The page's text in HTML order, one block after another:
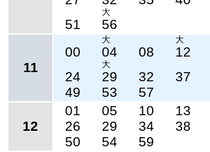
51
大
56
11
00
大
04 08
大
12
24
大
29 32 37
49
53 57
12
01 05 10 13
26
29 34 38
50
54 59